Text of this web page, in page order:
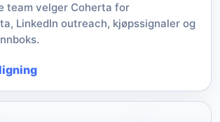
team velger Coherta for
LinkedIn outreach, kjøpssignaler og